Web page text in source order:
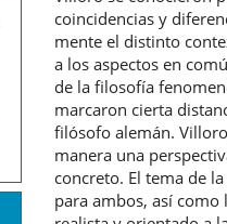
coincidencias y
mente el distinto
a los aspectos en
de la filosofía
marcaron cierta
filósofo alemán.
manera una
concreto. El tema de
para ambos, así